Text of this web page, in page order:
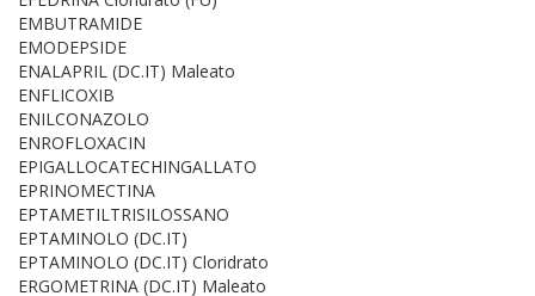
EMBUTRAMIDE
EMODEPSIDE
ENALAPRIL (DC.IT) Maleato
ENFLICOXIB
ENILCONAZOLO
ENROFLOXACIN
EPIGALLOCATECHINGALLATO
EPRINOMECTINA
EPTAMETILTRISILOSSANO
EPTAMINOLO (DC.IT)
EPTAMINOLO (DC.IT) Cloridrato
ERGOMETRINA (DC.IT) Maleato